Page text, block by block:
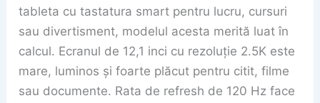
tableta cu tastatura smart pentru lucru, cursuri
sau divertisment, modelul acesta merită luat în
calcul. Ecranul de 12,1 inci cu rezoluție 2.5K este
mare, luminos și foarte plăcut pentru citit, filme
sau documente. Rata de refresh de 120 Hz face